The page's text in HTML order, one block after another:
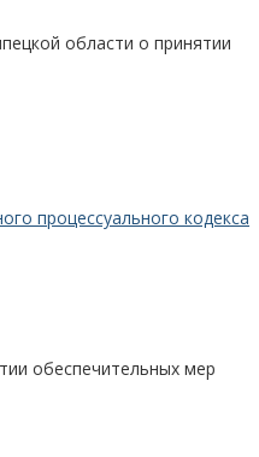
области о принятии
процессуального кодекса
обеспечительных мер